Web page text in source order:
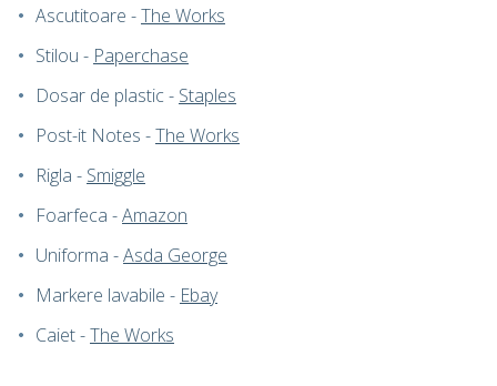
Ascutitoare -The Works
Stilou - Paperchase
Dosar de plastic - Staples
Post-it Notes -The Works
Rigla - Smiggle
Foarfeca -Amazon
Uniforma -Asda George
Markere lavabile - Ebay
Caiet -The Works